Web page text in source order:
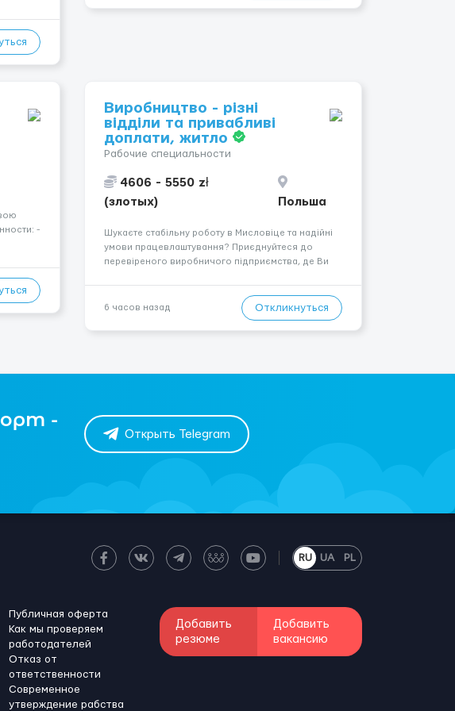
тебя! 🔹
-
...
Виробництво - різні
відділи та привабливі
доплати, житло
Рабочие специальности
4606 - 5550 zł
(злотых)
Польша
Шукаєте стабільну роботу в Мисловіце та надійні
умови працевлаштування? Приєднуйтеся до
перевіреного виробничого підприємства, де Ви
відповідно до Ваших навичок
Локація: Мисловіце Форма пр...
6 часов назад Откликнуться
-
Открыть Telegram
RU UA PL
Публичная оферта
Как мы проверяем
работодателей
Отказ от
ответственности
Современное
утверждение рабства
Добавить
резюме
Добавить
вакансию